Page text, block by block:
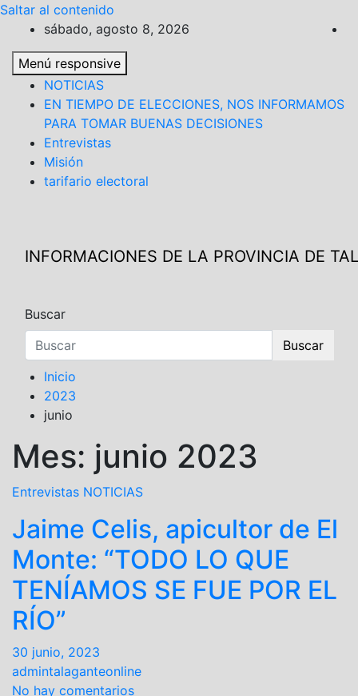
Saltar al contenido
sábado, agosto 8, 2026
Menú responsive
NOTICIAS
EN TIEMPO DE ELECCIONES, NOS INFORMAMOS
PARA TOMAR BUENAS DECISIONES
Entrevistas
Misión
tarifario electoral
INFORMACIONES DE LA PROVINCIA DE
Buscar
Buscar
Inicio
2023
junio
Mes: junio 2023
Entrevistas NOTICIAS
Jaime Celis, apicultor de El
Monte: “TODO LO QUE
TENÍAMOS SE FUE POR EL
RÍO”
30 junio, 2023
admintalaganteonline
No hay comentarios